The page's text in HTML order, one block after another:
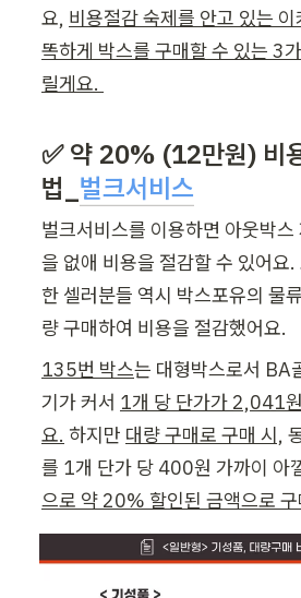
요, 비용절감 숙제를 안고 있는
똑하게 박스를 구매할 수 있는 3
릴게요.
✅ 약 20% (12만원) 비
법_ 벌크서비스
벌크서비스를 이용하면 아웃박스
을 없애 비용을 절감할 수 있어요
한 셀러분들 역시 박스포유의 물
량 구매하여 비용을 절감했어요.
135번 박스는 대형박스로서 BA
기가 커서 1개 당 단가가 2,041
요. 하지만 대량 구매로 구매 시,
를 1개 단가 당 400원 가까이 아
으로 약 20% 할인된 금액으로